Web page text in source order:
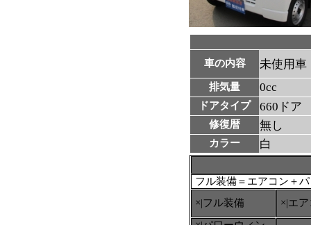
車の内容 未使用車
排気量 0cc
ドアタイプ 660ドア
修復暦 無し
カラー 白
フル装備＝エアコン＋
×|フル装備
×|エ